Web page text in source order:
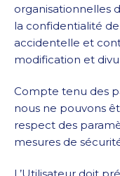
organisationnelles
la confidentialité
accidentelle et
modification et
Compte tenu des
nous ne pouvons
respect des
mesures de